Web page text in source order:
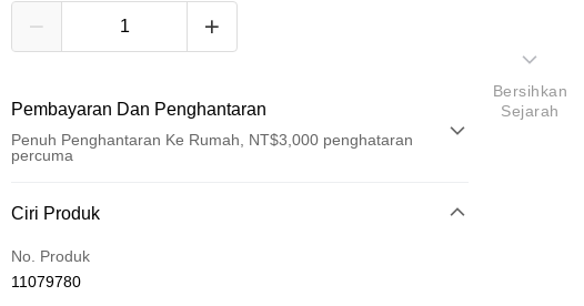
Pembayaran Dan Penghantaran
Penuh Penghantaran Ke Rumah, NT$3,000 penghataran
percuma
Kaedah Pembayaran
Kad Kredit (Bayaran Penuh)
Ansuran Kad Kredit
Ciri Produk
No. Produk
11079780
Bersihkan
Sejarah